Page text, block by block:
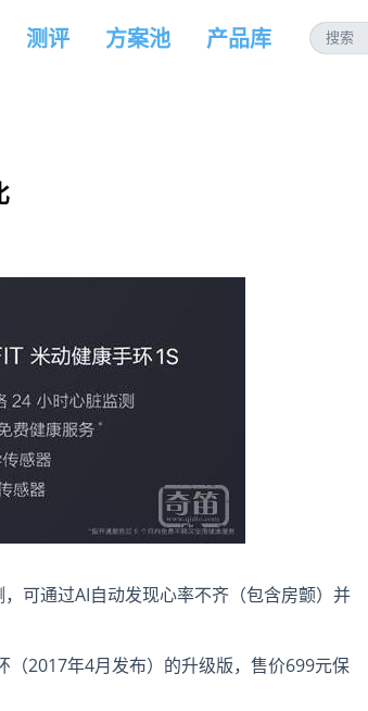
测评 方案池 产品库
可通过AI自动发现心率不齐（包含房颤）并
（2017年4月发布）的升级版，售价699元保